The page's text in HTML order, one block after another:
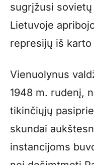
sugrįžusi
Lietuvoje
represijų iš
Vienuolynus
1948 m. rudenį,
tikinčiųjų
skundai
instancijoms